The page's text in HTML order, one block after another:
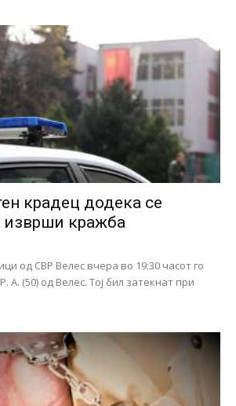
крадец додека се
изврши кражба
од СВР Велес вчера во 19:30 часот го
А. (50) од Велес. Тој бил затекнат при